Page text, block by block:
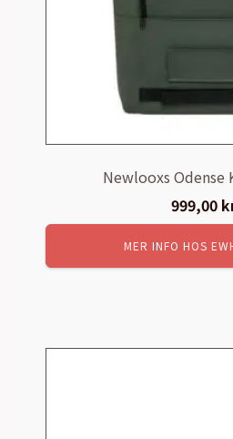
Newlooxs Odense
999,00
MER INFO HOS